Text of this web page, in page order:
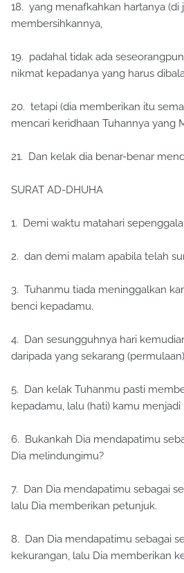
18. yang menafkahkan hartanya (di
membersihkannya,
19. padahal tidak ada
nikmat kepadanya yang harus
20. tetapi (dia memberikan itu
mencari keridhaan Tuhannya yang
21. Dan kelak dia benar-benar
SURAT AD-DHUHA
1. Demi waktu matahari
2. dan demi malam apabila telah
3. Tuhanmu tiada meninggalkan
benci kepadamu.
4. Dan sesungguhnya hari
daripada yang sekarang
5. Dan kelak Tuhanmu pasti
kepadamu, lalu (hati) kamu menjadi
6. Bukankah Dia mendapatimu
Dia melindungimu?
7. Dan Dia mendapatimu sebagai
lalu Dia memberikan petunjuk.
8. Dan Dia mendapatimu sebagai
kekurangan, lalu Dia memberikan